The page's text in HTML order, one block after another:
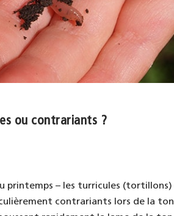
ou contrariants ?
printemps – les turricules (tortillons)
contrariants lors de la